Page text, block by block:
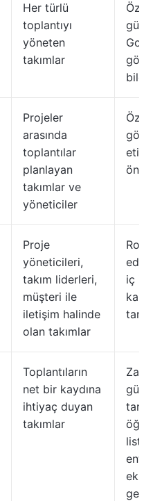
Her türlü
toplantıyı
yöneten
takımlar
Projeler
arasında
toplantılar
planlayan
takımlar ve
yöneticiler
Proje
yöneticileri,
takım liderleri,
müşteri ile
iletişim halinde
olan takımlar
Rol
iç
Toplantıların
net bir kaydına
ihtiyaç duyan
takımlar
ek